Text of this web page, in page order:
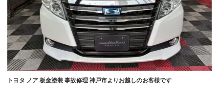
トヨタ ノア 板金塗装 事故修理 神戸市よりお越しのお客様です